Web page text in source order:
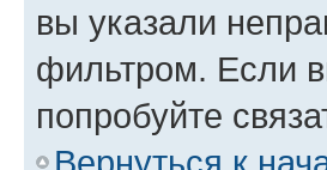
вы указали
фильтром. Если
попробуйте
Вернуться к